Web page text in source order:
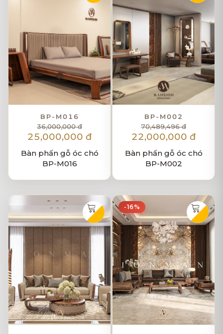
BP-M016
36,000,000 đ
25,000,000 đ
Bàn phấn gỗ óc chó
BP-M016
BP-M002
70,489,496 đ
22,000,000 đ
Bàn phấn gỗ óc chó
BP-M002
-16%